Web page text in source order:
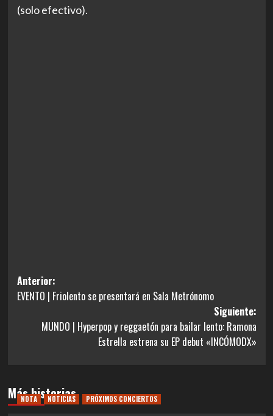
(solo efectivo).
Navegación
de
entradas
Anterior:
EVENTO | Friolento se presentará en Sala Metrónomo
Siguiente:
MUNDO | Hyperpop y reggaetón para bailar lento: Ramona
Estrella estrena su EP debut «INCÓMODX»
Más historias
NOTA NOTICIAS PRÓXIMOS CONCIERTOS